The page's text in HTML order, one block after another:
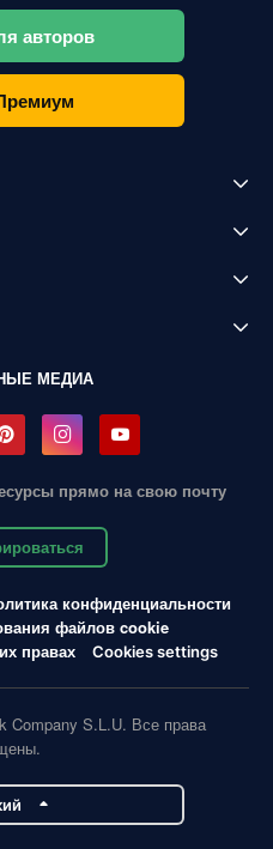
авторов
МЕДИА
прямо на свою почту
конфиденциальности
файлов cookie
правах
Cookies settings
Company S.L.U. Все права